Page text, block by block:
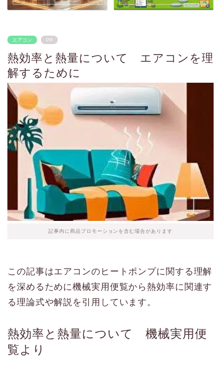
エアコン PR
熱効率と熱量について エアコンを理
解するために
記事内に商品プロモーションを含む場合があります
この記事はエアコンのヒートポンプに関する理解
を深めるために機械実用便覧から熱効率に関連す
る理論式や解説を引用しています。
熱効率と熱量について 機械実用便
覧より